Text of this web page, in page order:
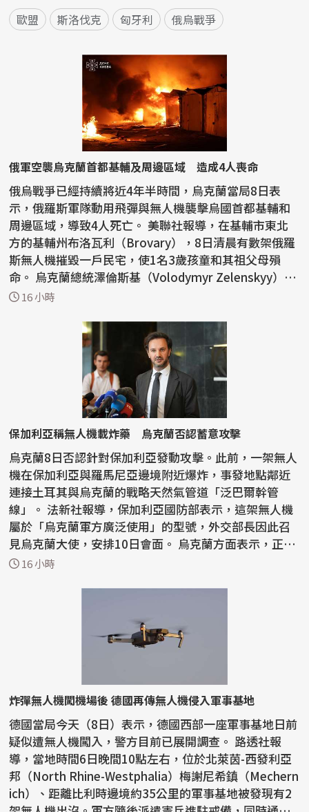
歐盟 斯洛伐克 匈牙利 俄烏戰爭
俄軍空襲烏克蘭首都基輔及周邊區域 造成4人喪命
俄烏戰爭已經持續將近4年半時間，烏克蘭當局8日表
示，俄羅斯軍隊動用飛彈與無人機襲擊烏國首都基輔和
周邊區域，導致4人死亡。 美聯社報導，在基輔市東北
方的基輔州布洛瓦利（Brovary），8日清晨有數架俄羅
斯無人機摧毀一戶民宅，使1名3歲孩童和其祖父母殞
命。 烏克蘭總統澤倫斯基（Volodymyr Zelenskyy）還
提到，基輔...
16 小時
保加利亞稱無人機載炸藥 烏克蘭否認蓄意攻擊
烏克蘭8日否認針對保加利亞發動攻擊。此前，一架無人
機在保加利亞與羅馬尼亞邊境附近爆炸，事發地點鄰近
連接土耳其與烏克蘭的戰略天然氣管道「泛巴爾幹管
線」。 法新社報導，保加利亞國防部表示，這架無人機
屬於「烏克蘭軍方廣泛使用」的型號，外交部長因此召
見烏克蘭大使，安排10日會面。 烏克蘭方面表示，正
「與保...
16 小時
炸彈無人機闖機場後 德國再傳無人機侵入軍事基地
德國當局今天（8日）表示，德國西部一座軍事基地日前
疑似遭無人機闖入，警方目前已展開調查。 路透社報
導，當地時間6日晚間10點左右，位於北萊茵-西發利亞
邦（North Rhine-Westphalia）梅謝尼希鎮（Mechern
ich）、距離比利時邊境約35公里的軍事基地被發現有2